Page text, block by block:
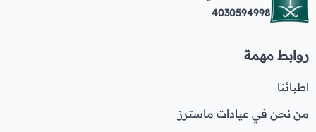
4030594998
روابط مهمة
اطبائنا
من نحن في عيادات ماسترز